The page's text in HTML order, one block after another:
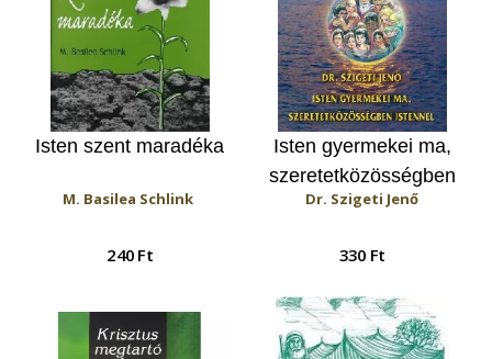
Isten szent maradéka
M. Basilea Schlink
240 Ft
Isten gyermekei ma,
szeretetközösségben
Istennel
Dr. Szigeti Jenő
330 Ft